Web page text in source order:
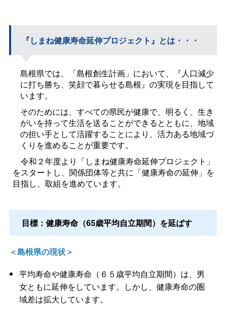
『しまね健康寿命延伸プロジェクト』とは・・・
島根県では、「島根創生計画」において、『人口減少
に打ち勝ち、笑顔で暮らせる島根』の実現を目指して
います。
そのためには、すべての県民が健康で、明るく、生き
がいを持って生活を送ることができるとともに、地域
の担い手として活躍することにより、活力ある地域づ
くりを進めることが重要です。
令和２年度より「しまね健康寿命延伸プロジェクト」
をスタートし、関係団体等と共に「健康寿命の延伸」を
目指し、取組を進めています。
目標：健康寿命（65歳平均自立期間）を延ばす
＜島根県の現状＞
平均寿命や健康寿命（６５歳平均自立期間）は、男
女ともに延伸をしています。しかし、健康寿命の圏
域差は拡大しています。